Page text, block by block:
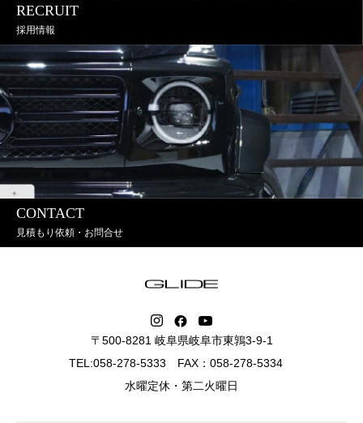
RECRUIT
採用情報
CONTACT
見積もり依頼・お問合せ
〒500-8281 岐阜県岐阜市東鶉3-9-1
TEL:058-278-5333 FAX：058-278-5334
水曜定休・第二火曜日